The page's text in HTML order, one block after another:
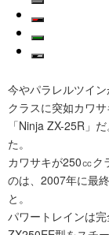
今やパラレルツイ
クラスに突如カワ
「Ninja ZX-25R」
た。
カワサキが250㏄ク
のは、2007年に最
と。
パワートレインは